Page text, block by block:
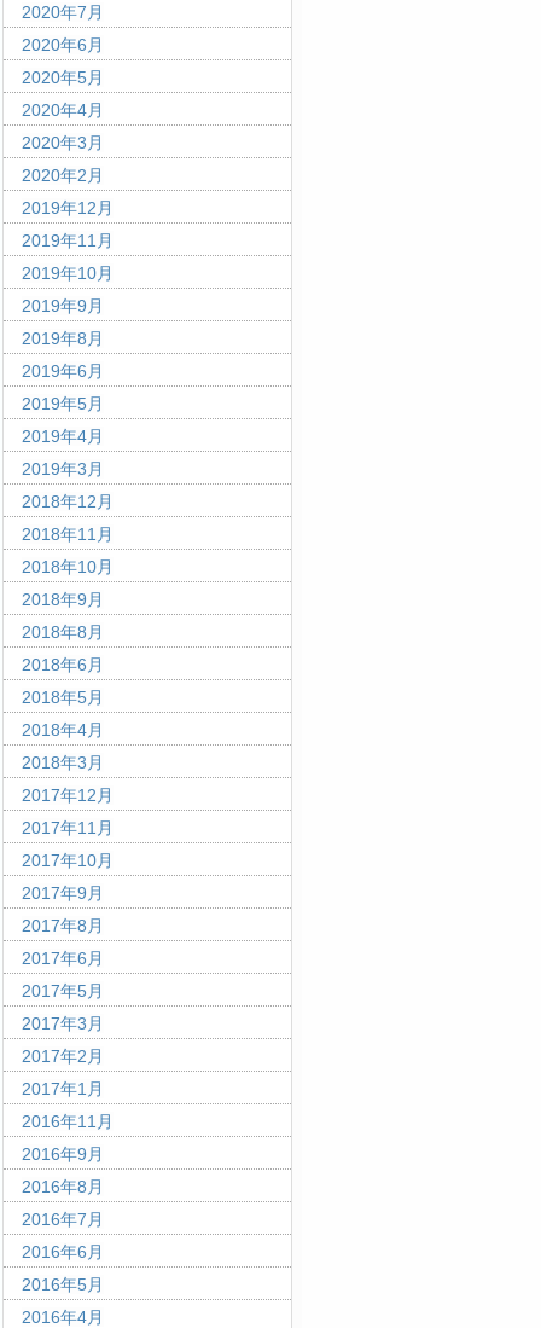
2020年7月
2020年6月
2020年5月
2020年4月
2020年3月
2020年2月
2019年12月
2019年11月
2019年10月
2019年9月
2019年8月
2019年6月
2019年5月
2019年4月
2019年3月
2018年12月
2018年11月
2018年10月
2018年9月
2018年8月
2018年6月
2018年5月
2018年4月
2018年3月
2017年12月
2017年11月
2017年10月
2017年9月
2017年8月
2017年6月
2017年5月
2017年3月
2017年2月
2017年1月
2016年11月
2016年9月
2016年8月
2016年7月
2016年6月
2016年5月
2016年4月